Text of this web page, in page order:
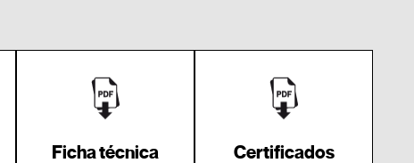
Ficha técnica Certificados